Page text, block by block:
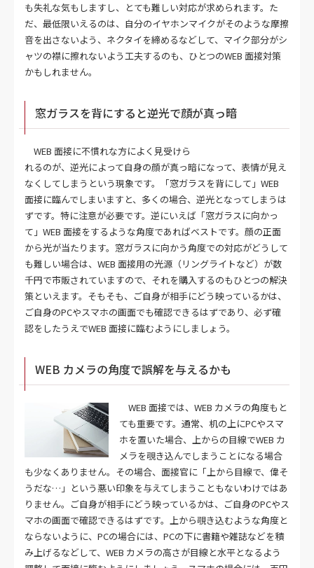
も失礼な気もしますし、とても難しい対応が求められます。た
だ、最低限いえるのは、自分のイヤホンマイクがそのような摩擦
音を出さないよう、ネクタイを締めるなどして、マイク部分がシ
ャツの襟に擦れないよう工夫するのも、ひとつのWEB 面接対策
かもしれません。
窓ガラスを背にすると逆光で顔が真っ暗
WEB 面接に不慣れな方によく見受けら
れるのが、逆光によって自身の顔が真っ暗になって、表情が見え
なくしてしまうという現象です。「窓ガラスを背にして」WEB
面接に臨んでしまいますと、多くの場合、逆光となってしまうは
ずです。特に注意が必要です。逆にいえば「窓ガラスに向かっ
て」WEB 面接をするような角度であればベストです。顔の正面
から光が当たります。窓ガラスに向かう角度での対応がどうして
も難しい場合は、WEB 面接用の光源（リングライトなど）が数
千円で市販されていますので、それを購入するのもひとつの解決
策といえます。そもそも、ご自身が相手にどう映っているかは、
ご自身のPCやスマホの画面でも確認できるはずであり、必ず確
認をしたうえでWEB 面接に臨むようにしましょう。
WEB カメラの角度で誤解を与えるかも
WEB 面接では、WEB カメラの角度もと
ても重要です。通常、机の上にPCやスマ
ホを置いた場合、上からの目線でWEB カ
メラを覗き込んでしまうことになる場合
も少なくありません。その場合、面接官に「上から目線で、偉そ
うだな…」という悪い印象を与えてしまうこともないわけではあ
りません。ご自身が相手にどう映っているかは、ご自身のPCやス
マホの画面で確認できるはずです。上から覗き込むような角度と
ならないように、PCの場合には、PCの下に書籍や雑誌などを積
み上げるなどして、WEB カメラの高さが目線と水平となるよう